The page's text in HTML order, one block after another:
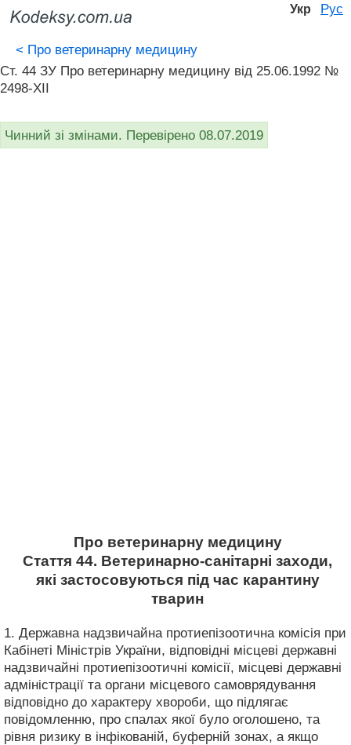
Укр Рус
< Про ветеринарну медицину
Ст. 44 ЗУ Про ветеринарну медицину від 25.06.1992 №
2498-XII
Чинний зі змінами. Перевірено 08.07.2019
Про ветеринарну медицину
Стаття 44. Ветеринарно-санітарні заходи,
які застосовуються під час карантину
тварин
1. Державна надзвичайна протиепізоотична комісія при
Кабінеті Міністрів України, відповідні місцеві державні
надзвичайні протиепізоотичні комісії, місцеві державні
адміністрації та органи місцевого самоврядування
відповідно до характеру хвороби, що підлягає
повідомленню, про спалах якої було оголошено, та
рівня ризику в інфікованій, буферній зонах, а якщо